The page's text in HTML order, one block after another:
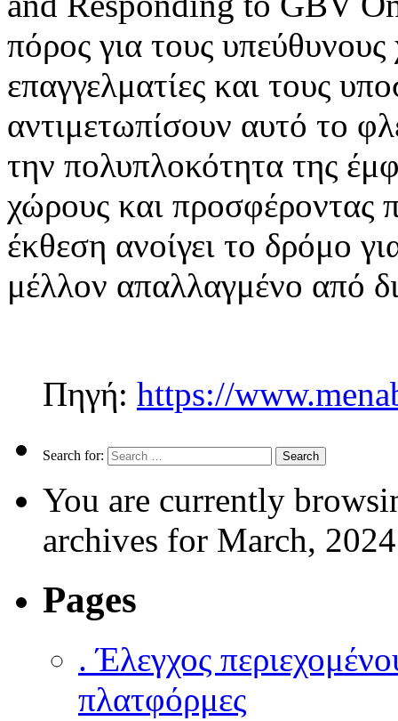
πόρος για τους υπεύθυνους
επαγγελματίες και τους
αντιμετωπίσουν αυτό το
την πολυπλοκότητα της
χώρους και προσφέροντας
έκθεση ανοίγει το δρόμο
μέλλον απαλλαγμένο από
Πηγή: https://
Search for:
You are currently
archives for March,
Pages
. Έλεγχος
πλατφόρμες